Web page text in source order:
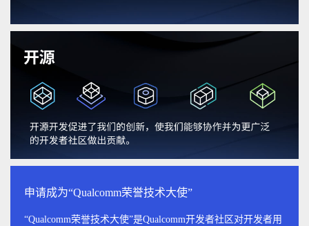
申请成为“Qualcomm荣誉技术大使”
“Qualcomm荣誉技术大使”是Qualcomm开发者社区对开发者用